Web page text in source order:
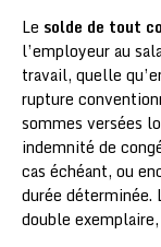
Le solde de tout
l’employeur au
travail, quelle
rupture
sommes versées
indemnité de
cas échéant, ou
durée déterminée.
double